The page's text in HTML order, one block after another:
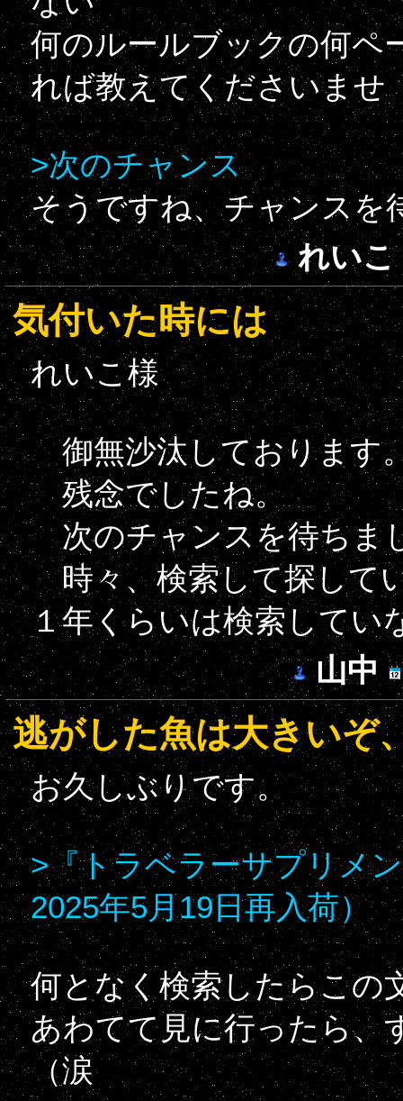
何のルールブックの何ペ
れば教えてくださいませ
>次のチャンス
そうですね、チャンスを
れいこ
気付いた時には
れいこ様
御無沙汰しております
残念でしたね。
次のチャンスを待ちま
時々、検索して探して
１年くらいは検索してい
山中
逃がした魚は大きいぞ
お久しぶりです。
>『トラベラーサプリメ
2025年5月19日再入荷）
何となく検索したらこの
あわてて見に行ったら、
（涙